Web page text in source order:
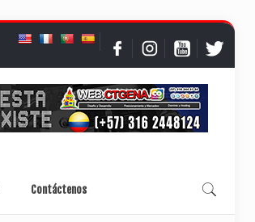
Contáctenos